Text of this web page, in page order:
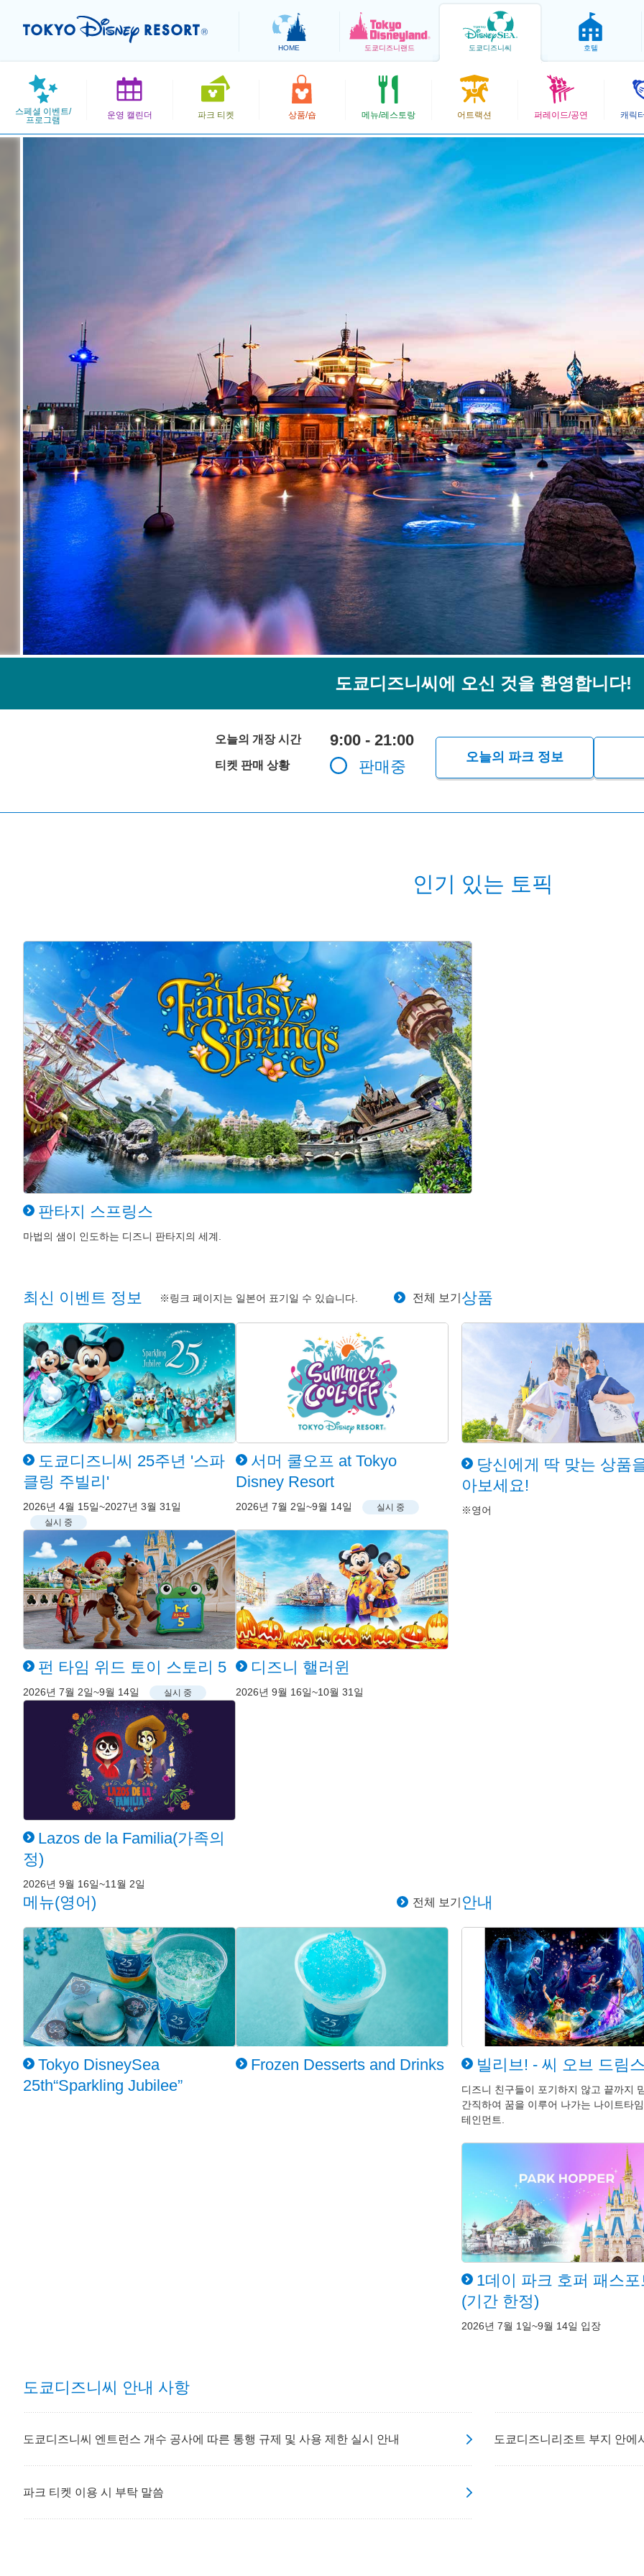
HOME 도쿄디즈니랜드 도쿄디즈니씨 호텔
스페셜 이벤트/
프로그램
운영 캘린더 파크 티켓 상품/숍 메뉴/레스토랑 어트랙션 퍼레이드/공연 캐릭
도쿄디즈니씨에 오신 것을 환영합니다!
오늘의 개장 시간 9:00 - 21:00
티켓 판매 상황 판매중
오늘의 파크 정보
인기 있는 토픽
판타지 스프링스
마법의 샘이 인도하는 디즈니 판타지의 세계.
최신 이벤트 정보 ※링크 페이지는 일본어 표기일 수 있습니다. 전체 보기
도쿄디즈니씨 25주년 '스파
클링 주빌리'
2026년 4월 15일~2027년 3월 31일
실시 중
서머 쿨오프 at Tokyo
Disney Resort
2026년 7월 2일~9월 14일 실시 중
펀 타임 위드 토이 스토리 5
2026년 7월 2일~9월 14일 실시 중
디즈니 핼러윈
2026년 9월 16일~10월 31일
Lazos de la Familia(가족의
정)
2026년 9월 16일~11월 2일
상품
당신에게 딱 맞는 상품
아보세요!
※영어
메뉴(영어) 전체 보기
Tokyo DisneySea
25th“Sparkling Jubilee”
Frozen Desserts and Drinks
안내
빌리브! - 씨 오브 드림
디즈니 친구들이 포기하지 않고 끝까지
간직하여 꿈을 이루어 나가는 나이트타
테인먼트.
1데이 파크 호퍼 패스포
(기간 한정)
2026년 7월 1일~9월 14일 입장
도쿄디즈니씨 안내 사항
도쿄디즈니씨 엔트런스 개수 공사에 따른 통행 규제 및 사용 제한 실시 안내 도쿄디즈니리조트 부지 안에
파크 티켓 이용 시 부탁 말씀